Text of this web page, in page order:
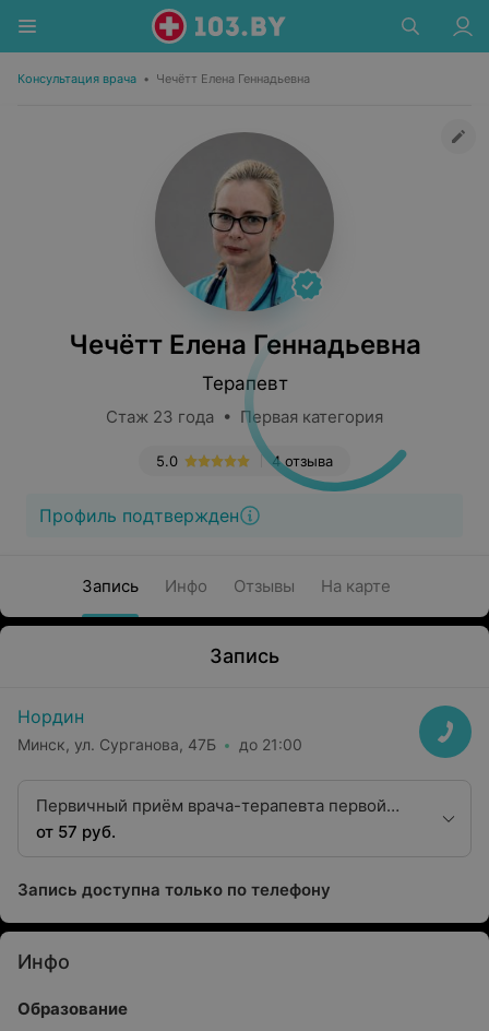
Консультация врача • Чечётт Елена Геннадьевна
Чечётт Елена Геннадьевна
Терапевт
Стаж 23 года • Первая категория
4 отзыва
5.0
Профиль подтвержден
Запись Инфо Отзывы На карте
Запись
Нордин
Минск, ул. Сурганова, 47Б до 21:00
Первичный приём врача-терапевта первой
категории
от 57 руб.
Запись доступна только по телефону
Инфо
Образование